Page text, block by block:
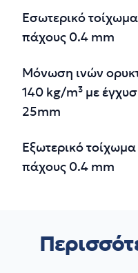
Εσωτερικό
πάχους 0.4 mm
Μόνωση ινών
140 kg/m³ με
25mm
Εξωτερικό
πάχους 0.4 mm